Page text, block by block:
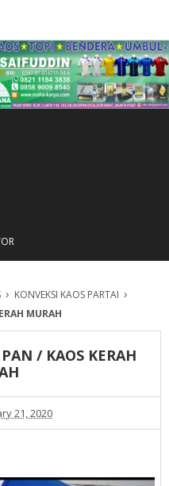
› KONVEKSI KAOS PARTAI ›
MURAH
/ KAOS KERAH
21, 2020